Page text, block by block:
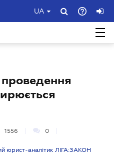
UA
1556 0
юрист-аналітик ЛІГА:ЗАКОН